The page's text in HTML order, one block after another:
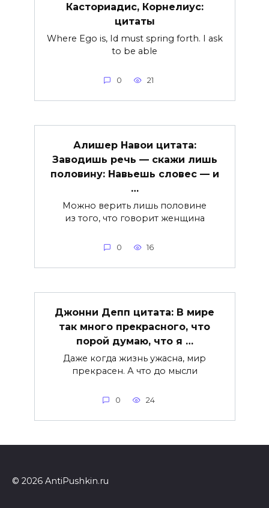
Касториадис, Корнелиус:
цитаты
Where Ego is, Id must spring forth. I ask
to be able
0 21
Алишер Навои цитата:
Заводишь речь — скажи лишь
половину: Навьешь словес — и
…
Можно верить лишь половине
из того, что говорит женщина
0 16
Джонни Депп цитата: В мире
так много прекрасного, что
порой думаю, что я …
Даже когда жизнь ужасна, мир
прекрасен. А что до мысли
0 24
© 2026 AntiPushkin.ru